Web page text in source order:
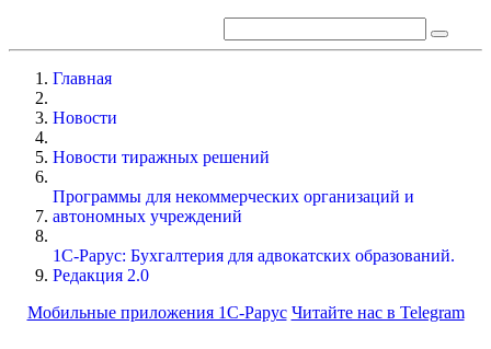
Главная
Новости
Новости тиражных решений
Программы для некоммерческих организаций и
автономных учреждений
1С-Рарус: Бухгалтерия для адвокатских образований.
Редакция 2.0
Мобильные приложения 1С-Рарус Читайте нас в Telegram